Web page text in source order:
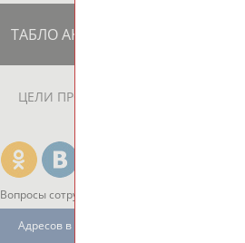
ТАБЛО АКТИВНОСТИ
ЦЕЛИ ПРОЕКТА
Вопросы сотрудничества и совместной
Адресов в новостной рассылке: 996